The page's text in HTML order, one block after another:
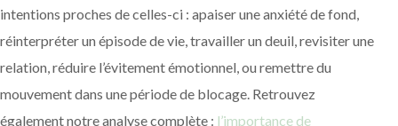
intentions proches de celles-ci : apaiser une anxiété de fond,
réinterpréter un épisode de vie, travailler un deuil, revisiter une
relation, réduire l’évitement émotionnel, ou remettre du
mouvement dans une période de blocage. Retrouvez
également notre analyse complète : l’importance de